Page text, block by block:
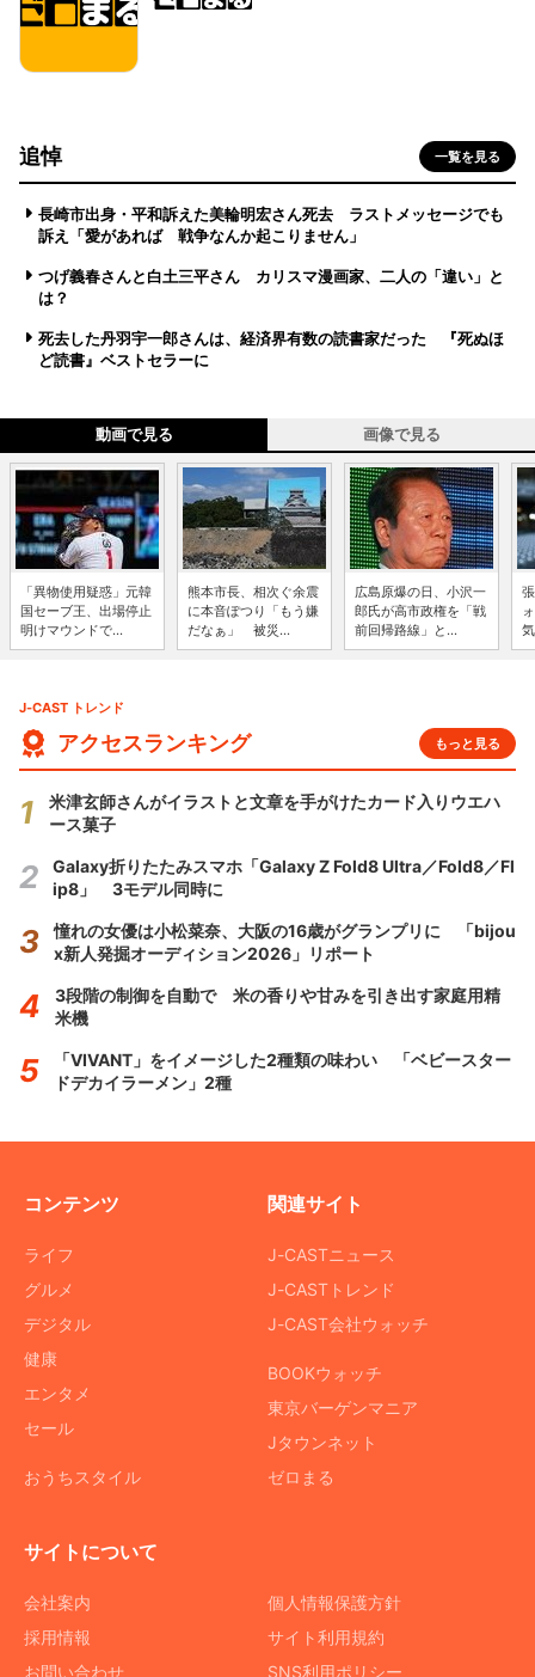
追悼 一覧を見る
長崎市出身・平和訴えた美輪明宏さん死去 ラストメッセージでも
訴え「愛があれば 戦争なんか起こりません」
つげ義春さんと白土三平さん カリスマ漫画家、二人の「違い」と
は？
死去した丹羽宇一郎さんは、経済界有数の読書家だった 『死ぬほ
ど読書』ベストセラーに
動画で見る 画像で見る
「異物使用疑惑」元韓
国セーブ王、出場停止
明けマウンドで...
熊本市長、相次ぐ余震
に本音ぽつり「もう嫌
だなぁ」 被災...
広島原爆の日、小沢一
郎氏が高市政権を「戦
前回帰路線」と...
J-CAST トレンド
アクセスランキング もっと見る
米津玄師さんがイラストと文章を手がけたカード入りウエハ
ース菓子
Galaxy折りたたみスマホ「Galaxy Z Fold8 Ultra／Fold8／Fl
ip8」 3モデル同時に
憧れの女優は小松菜奈、大阪の16歳がグランプリに 「bijou
x新人発掘オーディション2026」リポート
3段階の制御を自動で 米の香りや甘みを引き出す家庭用精
米機
「VIVANT」をイメージした2種類の味わい 「ベビースター
ドデカイラーメン」2種
コンテンツ
ライフ
グルメ
デジタル
健康
エンタメ
セール
おうちスタイル
関連サイト
J-CASTニュース
J-CASTトレンド
J-CAST会社ウォッチ
BOOKウォッチ
東京バーゲンマニア
Jタウンネット
ゼロまる
サイトについて
会社案内
採用情報
お問い合わせ
個人情報保護方針
サイト利用規約
SNS利用ポリシー